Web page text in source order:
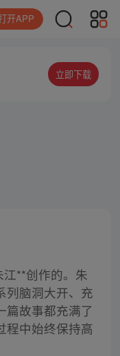
开APP
立即下载
**创作的。朱
列脑洞大开、充
篇故事都充满了
程中始终保持高